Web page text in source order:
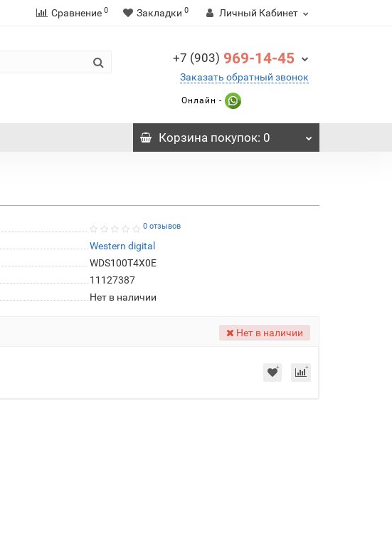
Сравнение 0 Закладки 0 Личный Кабинет
+7 (903) 969-14-45
Заказать обратный звонок
Онлайн -
Корзинапокупок: 0
0 отзывов
Western digital
WDS100T4X0E
11127387
Нет в наличии
Нет в наличии